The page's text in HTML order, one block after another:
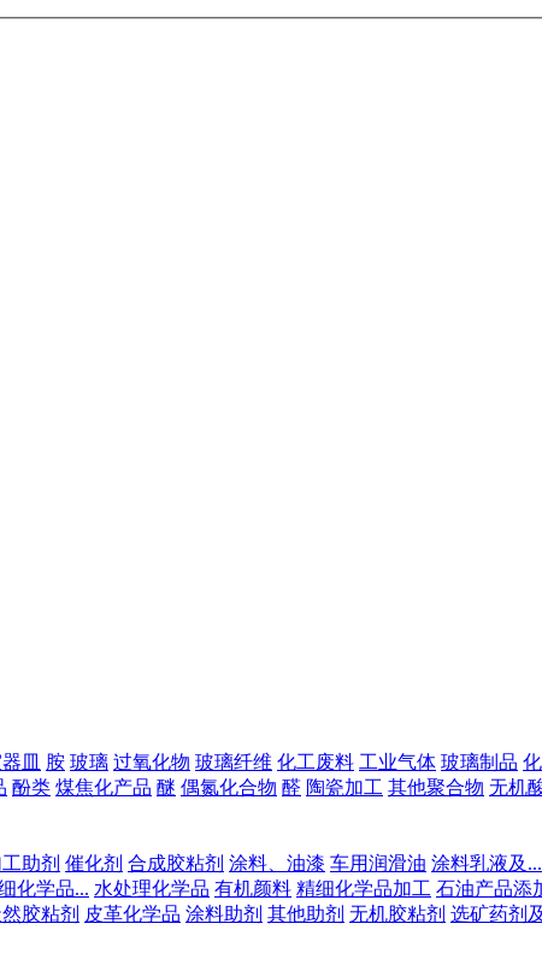
皿 胺 玻璃 过氧化物 玻璃纤维 化工废料 工业气体 玻璃制品
酚类 煤焦化产品 醚 偶氮化合物 醛 陶瓷加工 其他聚合物 无机
助剂 催化剂 合成胶粘剂 涂料、油漆 车用润滑油 涂料乳液及...
化学品... 水处理化学品 有机颜料 精细化学品加工 石油产品添
胶粘剂 皮革化学品 涂料助剂 其他助剂 无机胶粘剂 选矿药剂